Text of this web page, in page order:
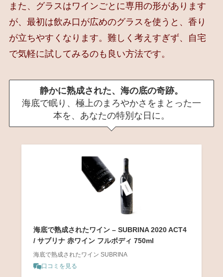
また、グラスはワインごとに専用の形があります
が、最初は飲み口が広めのグラスを使うと、香り
が立ちやすくなります。難しく考えすぎず、自宅
で気軽に試してみるのも良い方法です。
静かに熟成された、海の底の奇跡。
海底で眠り、極上のまろやかさをまとった一
本を、あなたの特別な日に。
海底で熟成されたワイン – SUBRINA 2020 ACT4
/ サブリナ 赤ワイン フルボディ 750ml
海底で熟成されたワイン SUBRINA
口コミを見る